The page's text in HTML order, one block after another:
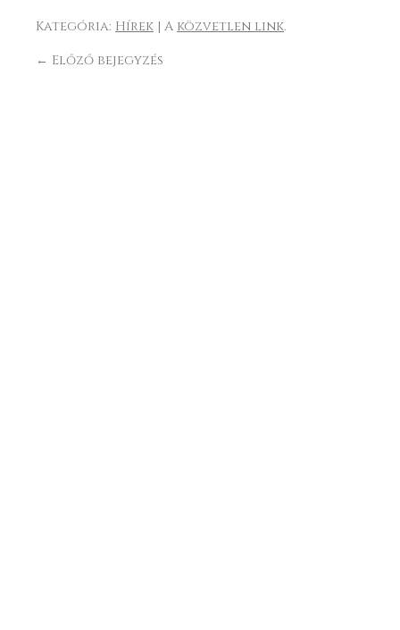
Kategória: Hírek | A közvetlen link.
← Előző bejegyzés